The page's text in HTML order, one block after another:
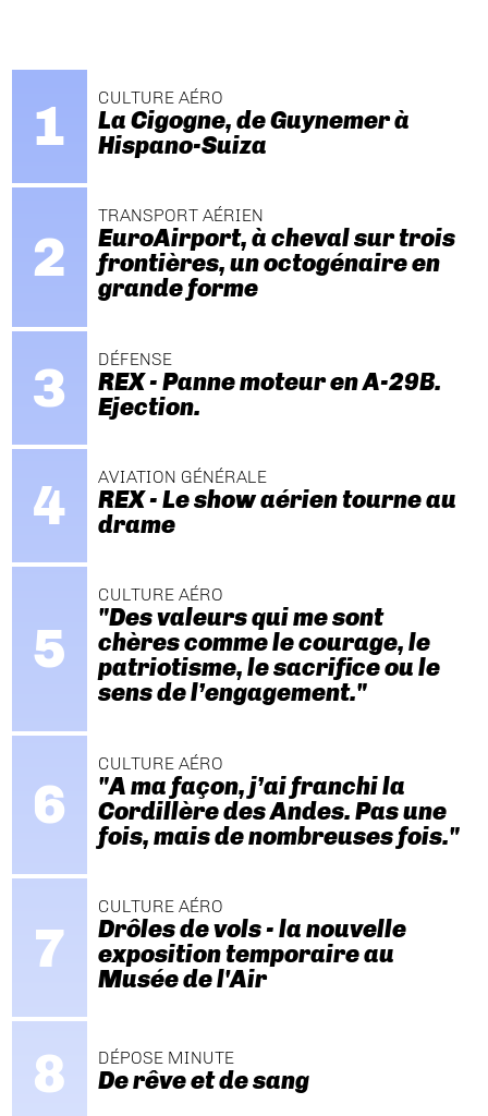
CULTURE AÉRO
La Cigogne, de Guynemer à
Hispano-Suiza
TRANSPORT AÉRIEN
EuroAirport, à cheval sur trois
frontières, un octogénaire en
grande forme
DÉFENSE
REX - Panne moteur en A-29B.
Ejection.
AVIATION GÉNÉRALE
REX - Le show aérien tourne au
drame
CULTURE AÉRO
"Des valeurs qui me sont
chères comme le courage, le
patriotisme, le sacrifice ou le
sens de l’engagement."
CULTURE AÉRO
"A ma façon, j’ai franchi la
Cordillère des Andes. Pas une
fois, mais de nombreuses fois."
CULTURE AÉRO
Drôles de vols - la nouvelle
exposition temporaire au
Musée de l'Air
DÉPOSE MINUTE
De rêve et de sang